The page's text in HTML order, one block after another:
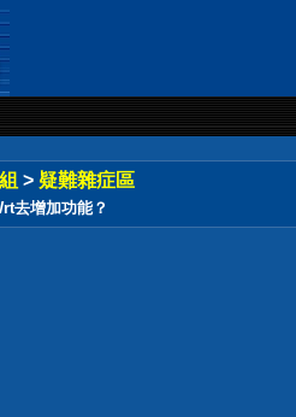
> 疑難雜症區
去增加功能？